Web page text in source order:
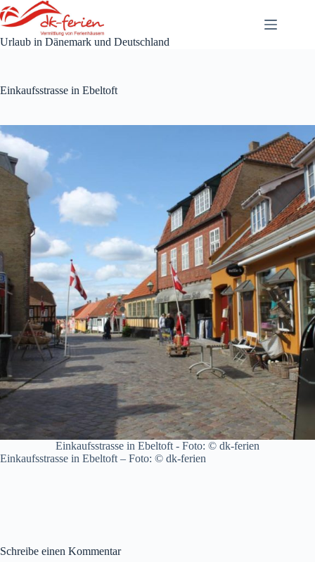
Zum
Inhalt
springen
Urlaub in Dänemark und Deutschland
Einkaufsstrasse in Ebeltoft
Einkaufsstrasse in Ebeltoft - Foto: © dk-ferien
Einkaufsstrasse in Ebeltoft – Foto: © dk-ferien
Schreibe einen Kommentar